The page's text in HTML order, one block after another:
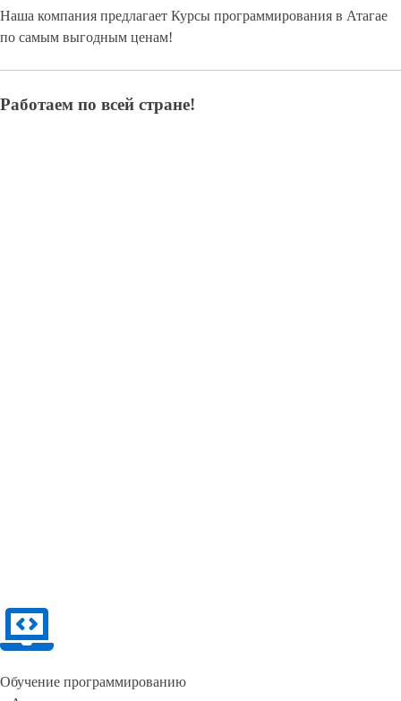
Наша компания предлагает Курсы программирования в Атагае
по самым выгодным ценам!
Работаем по всей стране!
Обучение программированию